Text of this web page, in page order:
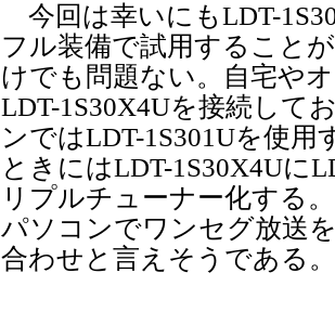
今回は幸いにもLDT-
フル装備で試用すること
けでも問題ない。自宅や
LDT-1S30X4Uを接続して
ンではLDT-1S301Uを使
ときにはLDT-1S30X4Uに
リプルチューナー化する
パソコンでワンセグ放送
合わせと言えそうである。